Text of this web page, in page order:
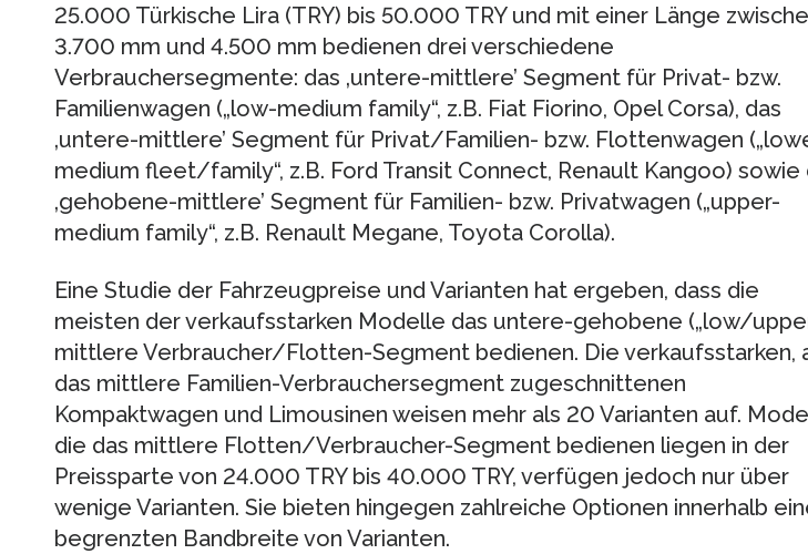
25.000 Türkische Lira (TRY) bis 50.000 TRY und mit einer Länge
3.700 mm und 4.500 mm bedienen drei verschiedene
Verbrauchersegmente: das ‚untere-mittlere’ Segment für Privat- bzw.
Familienwagen („low-medium family“, z.B. Fiat Fiorino, Opel Corsa), das
‚untere-mittlere’ Segment für Privat/Familien- bzw. Flottenwagen
medium fleet/family“, z.B. Ford Transit Connect, Renault Kangoo) sowie
‚gehobene-mittlere’ Segment für Familien- bzw. Privatwagen („upper-
medium family“, z.B. Renault Megane, Toyota Corolla).
Eine Studie der Fahrzeugpreise und Varianten hat ergeben, dass die
meisten der verkaufsstarken Modelle das untere-gehobene („low/
mittlere Verbraucher/Flotten-Segment bedienen. Die verkaufsstarken,
das mittlere Familien-Verbrauchersegment zugeschnittenen
Kompaktwagen und Limousinen weisen mehr als 20 Varianten auf.
die das mittlere Flotten/Verbraucher-Segment bedienen liegen in der
Preissparte von 24.000 TRY bis 40.000 TRY, verfügen jedoch nur über
wenige Varianten. Sie bieten hingegen zahlreiche Optionen innerhalb
begrenzten Bandbreite von Varianten.